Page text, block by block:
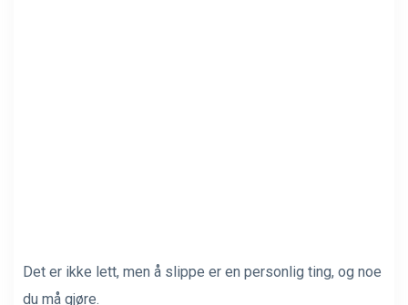
Det er ikke lett, men å slippe er en personlig ting, og noe
du må gjøre.